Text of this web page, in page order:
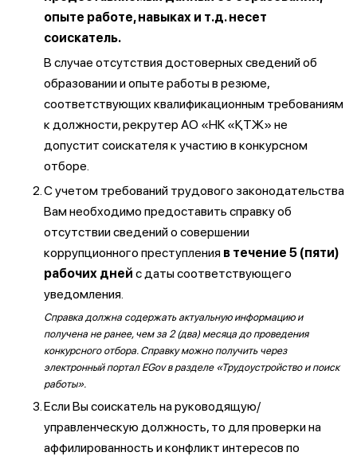
опыте работе, навыках и т.д. несет
соискатель.
В случае отсутствия достоверных сведений об
образовании и опыте работы в резюме,
соответствующих квалификационным требованиям
к должности, рекрутер АО «НК «ҚТЖ» не
допустит соискателя к участию в конкурсном
отборе.
С учетом требований трудового законодательства
Вам необходимо предоставить справку об
отсутствии сведений о совершении
коррупционного преступления в течение 5 (пяти)
рабочих дней с даты соответствующего
уведомления.
Справка должна содержать актуальную информацию и
получена не ранее, чем за 2 (два) месяца до проведения
конкурсного отбора. Справку можно получить через
электронный портал EGov в разделе «Трудоустройство и поиск
работы».
Если Вы соискатель на руководящую/
управленческую должность, то для проверки на
аффилированность и конфликт интересов по